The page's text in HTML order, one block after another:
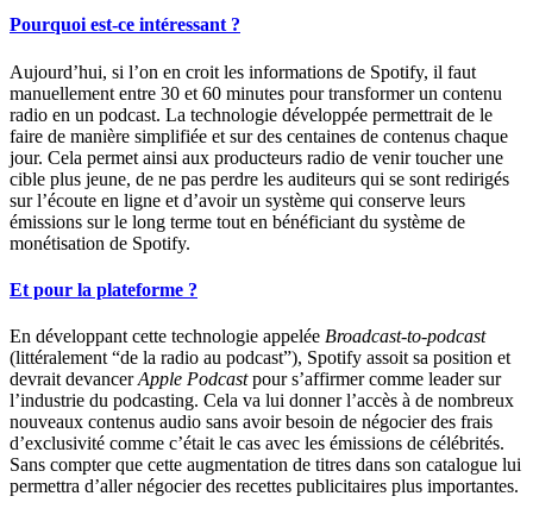
Pourquoi est-ce intéressant ?
Aujourd’hui, si l’on en croit les informations de Spotify, il faut
manuellement entre 30 et 60 minutes pour transformer un contenu
radio en un podcast. La technologie développée permettrait de le
faire de manière simplifiée et sur des centaines de contenus chaque
jour. Cela permet ainsi aux producteurs radio de venir toucher une
cible plus jeune, de ne pas perdre les auditeurs qui se sont redirigés
sur l’écoute en ligne et d’avoir un système qui conserve leurs
émissions sur le long terme tout en bénéficiant du système de
monétisation de Spotify.
Et pour la plateforme ?
En développant cette technologie appelée Broadcast-to-podcast
(littéralement “de la radio au podcast”), Spotify assoit sa position et
devrait devancerApple Podcastpour s’affirmer comme leader sur
l’industrie du podcasting. Cela va lui donner l’accès à de nombreux
nouveaux contenus audio sans avoir besoin de négocier des frais
d’exclusivité comme c’était le cas avec les émissions de célébrités.
Sans compter que cette augmentation de titres dans son catalogue lui
permettra d’aller négocier des recettes publicitaires plus importantes.